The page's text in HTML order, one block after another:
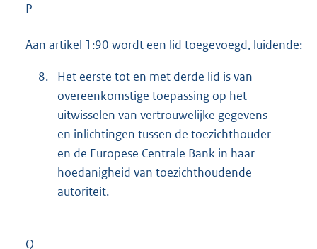
P
Aan artikel 1:90 wordt een lid toegevoegd, luidende:
8.
Het eerste tot en met derde lid is van
overeenkomstige toepassing op het
uitwisselen van vertrouwelijke gegevens
en inlichtingen tussen de toezichthouder
en de Europese Centrale Bank in haar
hoedanigheid van toezichthoudende
autoriteit.
Q